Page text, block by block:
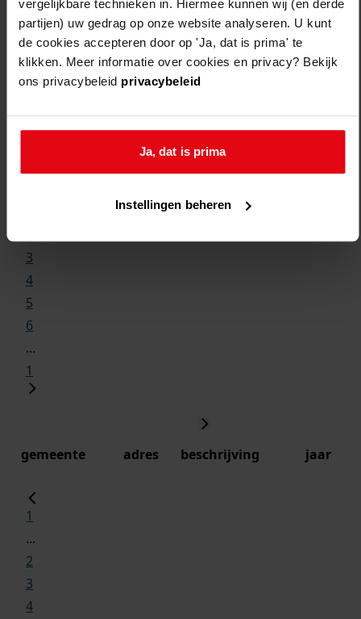
vergelijkbare technieken in. Hiermee kunnen wij (en derde
partijen) uw gedrag op onze website analyseren. U kunt
de cookies accepteren door op 'Ja, dat is prima' te
klikken. Meer informatie over cookies en privacy? Bekijk
ons privacybeleid privacybeleid
Ja, dat is prima
Instellingen beheren
3
4
5
6
...
1
gemeente adres beschrijving jaar
1
...
2
3
4